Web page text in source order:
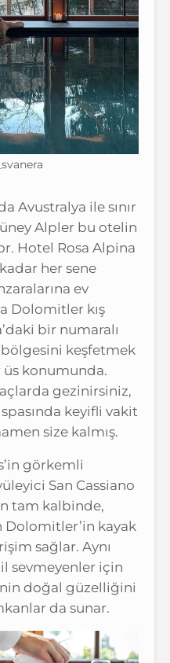
Avustralya ile sınır
Alpler bu otelin
Hotel Rosa Alpina
her sene
ev
Dolomitler kış
bir numaralı
keşfetmek
üs konumunda.
gezinirsiniz,
keyifli vakit
size kalmış.
görkemli
San Cassiano
tam kalbinde,
Dolomitler’in kayak
sağlar. Aynı
sevmeyenler için
doğal güzelliğini
da sunar.